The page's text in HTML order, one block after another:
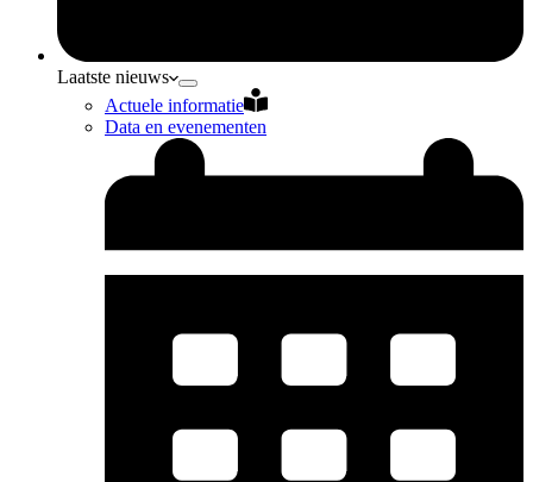
Laatste nieuws
Actuele informatie
Data en evenementen